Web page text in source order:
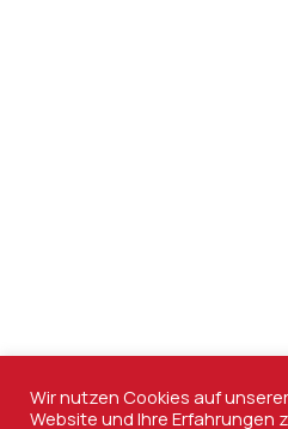
Wir nutzen Cookies auf
Website und Ihre Erfahrungen